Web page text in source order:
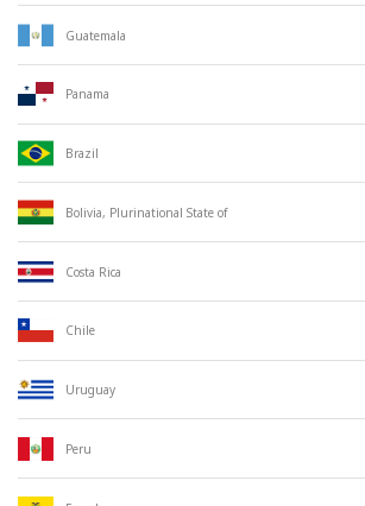
Guatemala
Panama
Brazil
Bolivia, Plurinational State of
Costa Rica
Chile
Uruguay
Peru